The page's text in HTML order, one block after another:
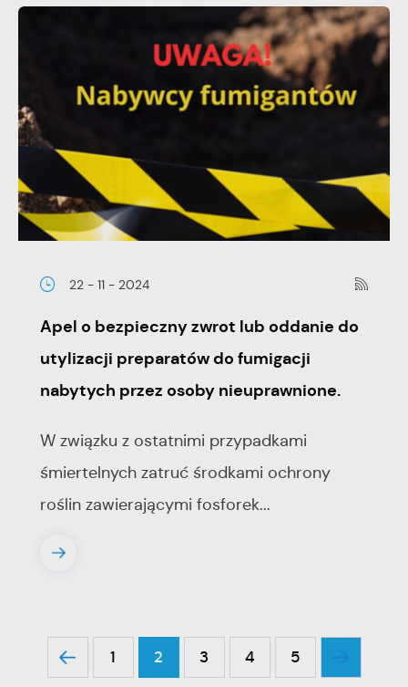
22 - 11 - 2024
Apel o bezpieczny zwrot lub oddanie do
utylizacji preparatów do fumigacji
nabytych przez osoby nieuprawnione.
W związku z ostatnimi przypadkami
śmiertelnych zatruć środkami ochrony
roślin zawierającymi fosforek...
1 2 3 4 5